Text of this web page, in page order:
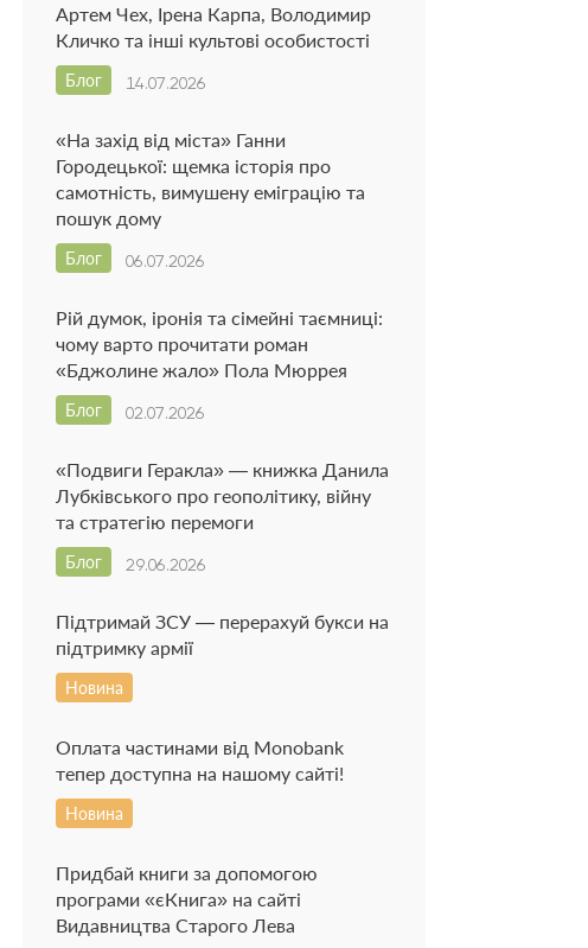
Артем Чех, Ірена Карпа, Володимир
Кличко та інші культові особистості
14.07.2026
Блог
«На захід від міста» Ганни
Городецької: щемка історія про
самотність, вимушену еміграцію та
пошук дому
06.07.2026
Блог
Рій думок, іронія та сімейні таємниці:
чому варто прочитати роман
«Бджолине жало» Пола Мюррея
02.07.2026
Блог
«Подвиги Геракла» — книжка Данила
Лубківського про геополітику, війну
та стратегію перемоги
29.06.2026
Блог
Підтримай ЗСУ — перерахуй букси на
підтримку армії
Новина
Оплата частинами від Monobank
тепер доступна на нашому сайті!
Новина
Придбай книги за допомогою
програми «єКнига» на сайті
Видавництва Старого Лева